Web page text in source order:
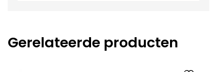
Gerelateerde producten